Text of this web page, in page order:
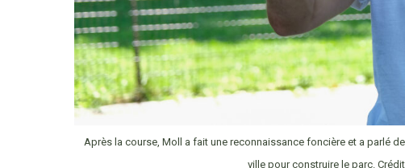
Après la course, Moll a fait une reconnaissance foncière et a parlé
ville pour construire le parc.